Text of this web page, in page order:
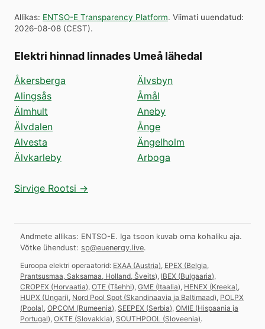
Allikas: ENTSO-E Transparency Platform. Viimati uuendatud:
2026-08-08 (CEST).
Elektri hinnad linnades Umeå lähedal
Åkersberga
Alingsås
Älmhult
Älvdalen
Alvesta
Älvkarleby
Älvsbyn
Åmål
Aneby
Ånge
Ängelholm
Arboga
Sirvige Rootsi →
Andmete allikas: ENTSO-E. Iga tsoon kuvab oma kohaliku aja.
Võtke ühendust: sp@euenergy.live.
Euroopa elektri operaatorid: EXAA (Austria) EPEX (Belgia,
Prantsusmaa, Saksamaa, Holland, Šveits) IBEX (Bulgaaria)
CROPEX (Horvaatia) OTE (Tšehhi) GME (Itaalia) HENEX (Kreeka)
HUPX (Ungari) Nord Pool Spot (Skandinaavia ja Baltimaad) POLPX
(Poola) OPCOM (Rumeenia) SEEPEX (Serbia) OMIE (Hispaania ja
Portugal) OKTE (Slovakkia) SOUTHPOOL (Sloveenia).